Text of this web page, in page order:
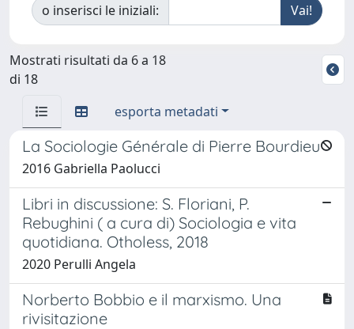
o inserisci le iniziali:
Mostrati risultati da 6 a 18
di 18
esporta metadati
La Sociologie Générale di Pierre Bourdieu
2016 Gabriella Paolucci
Libri in discussione: S. Floriani, P.
Rebughini ( a cura di) Sociologia e vita
quotidiana. Otholess, 2018
2020 Perulli Angela
Norberto Bobbio e il marxismo. Una
rivisitazione